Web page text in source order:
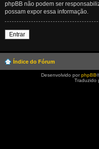
phpBB não podem ser
possam expor essa informação.
Entrar
Índice do Fórum
Desenvolvido porphpBB
Traduzido